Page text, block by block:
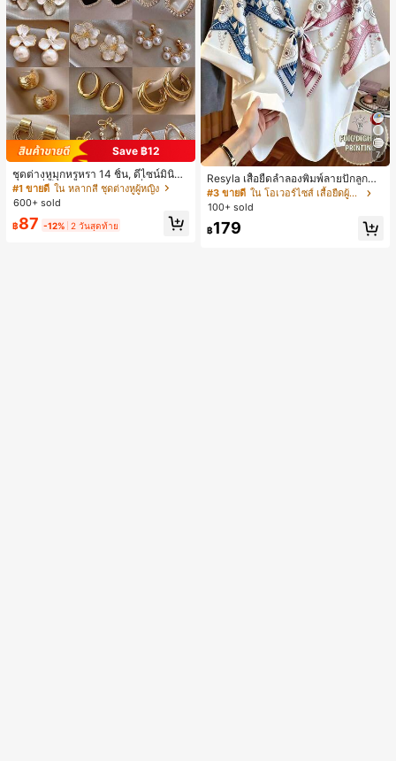
Save ฿12
ชุดต่างหูมุกหรูหรา 14 ชิ้น, ดีไซน์มินิมอ
ลใหม่ที่เป็นเอกลักษณ์ ต่างหูที่สง่างาม
สำหรับผู้หญิง, ของขวัญสำหรับเธอ
#1 ขายดี ใน หลากสี ชุดต่างหูผู้หญิง
600+ sold
฿87 -12% 2 วันสุดท้าย
7
Resyla เสื้อยืดลำลองพิมพ์ลายปักลูกปัด
รูปโบว์ขนาดใหญ่สำหรับผู้หญิง
#3 ขายดี
ใน โอเวอร์ไซส์ เสื้อยืดผู้หญิง
100+ sold
฿179